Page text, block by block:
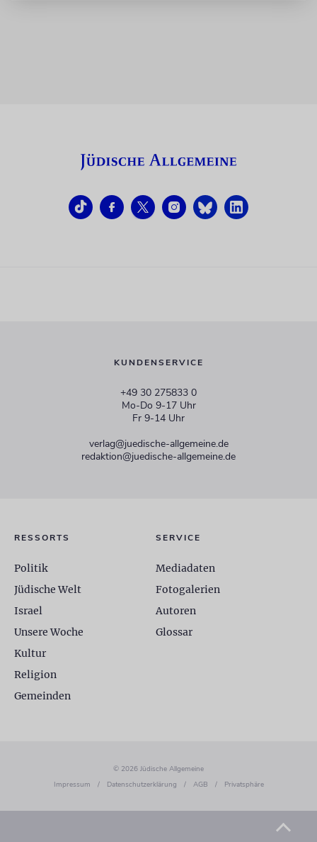
KUNDENSERVICE
+49 30 275833 0
Mo-Do 9-17 Uhr
Fr 9-14 Uhr
verlag@juedische-allgemeine.de
redaktion@juedische-allgemeine.de
RESSORTS
Politik
Jüdische Welt
Israel
Unsere Woche
Kultur
Religion
Gemeinden
SERVICE
Mediadaten
Fotogalerien
Autoren
Glossar
© 2026 Jüdische Allgemeine
Impressum
/ Datenschutzerklärung / AGB / Privatsphäre